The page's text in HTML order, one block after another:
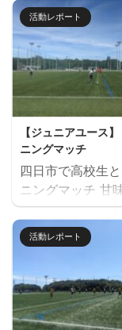
活動レポート
【ジュニアユース
ニングマッチ
四日市で高校生
ニングマッチ 甘
用意していただ
とうございました
ーニングマッチ
南高校
活動レポート